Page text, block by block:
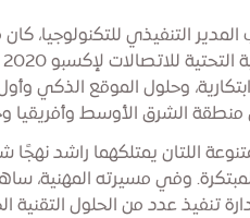
التنفيذي للتكنولوجيا،
وحلول الموقع الذكي
اللتان يمتلكهما راشد نهجًا
وفي مسيرته المهنية،
تنفيذ عدد من الحلول التقنية